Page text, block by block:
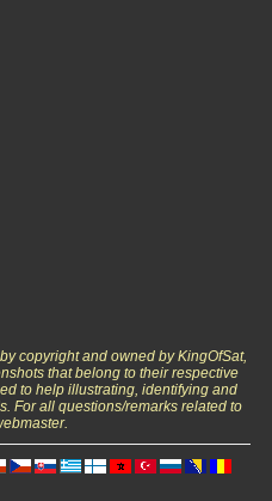
copyright and owned by KingOfSat,
that belong to their respective
to help illustrating, identifying and
For all questions/remarks related to